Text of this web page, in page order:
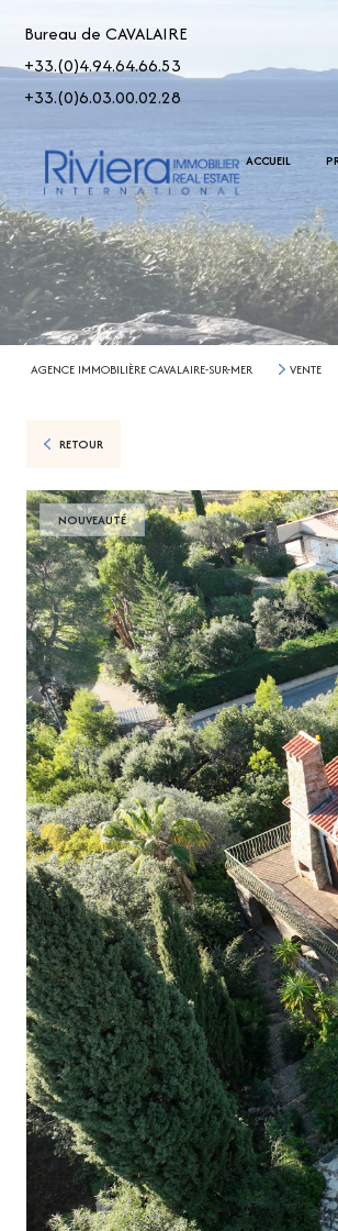
Bureau de CAVALAIRE
+33.(0)4.94.64.66.53
+33.(0)6.03.00.02.28
ACCUEIL
>
AGENCE IMMOBILIÈRE CAVALAIRE-SUR-MER VENTE
RETOUR
NOUVEAUTÉ